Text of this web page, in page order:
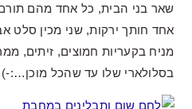
שאר בני הבית, כל אחד מהם
אחד חותך ירקות, שני מכין סלט
מניח בקעריות חמוצים, זיתים,
בסלולארי שלו עד שהכל מוכן…:-)